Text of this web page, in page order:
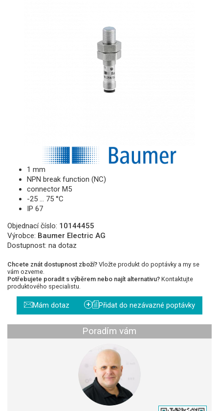
1 mm
NPN break function (NC)
connector M5
-25 … 75 °C
IP 67
Objednací číslo: 10144455
Výrobce: Baumer Electric AG
Dostupnost: na dotaz
Chcete znát dostupnost zboží? Vložte produkt do poptávky a my se
vám ozveme.
Potřebujete poradit s výběrem nebo najít alternativu? Kontaktujte
produktového specialistu.
Mám dotaz + Přidat do nezávazné poptávky
Poradím vám